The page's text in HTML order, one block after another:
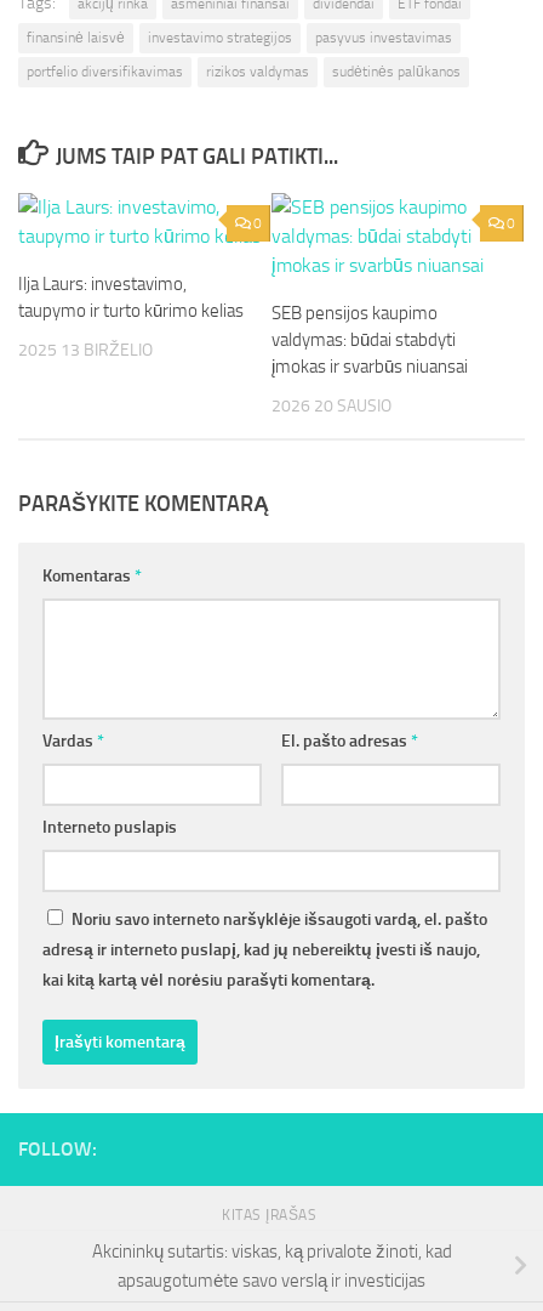
akcijų rinka asmeniniai finansai dividendai
ETF fondai
finansinė laisvė
investavimo strategijos
pasyvus investavimas
portfelio diversifikavimas
rizikos valdymas sudėtinės palūkanos
JUMS TAIP PAT GALI PATIKTI...
0
Ilja Laurs: investavimo,
taupymo ir turto kūrimo kelias
2025 13 BIRŽELIO
0
SEB pensijos kaupimo
valdymas: būdai stabdyti
įmokas ir svarbūs niuansai
2026 20 SAUSIO
PARAŠYKITE KOMENTARĄ
Komentaras *
Vardas * El. pašto adresas *
Interneto puslapis
Noriu savo interneto naršyklėje išsaugoti vardą, el. pašto
adresą ir interneto puslapį, kad jų nebereiktų įvesti iš naujo,
kai kitą kartą vėl norėsiu parašyti komentarą.
FOLLOW:
KITAS ĮRAŠAS
Akcininkų sutartis: viskas, ką privalote žinoti, kad
apsaugotumėte savo verslą ir investicijas